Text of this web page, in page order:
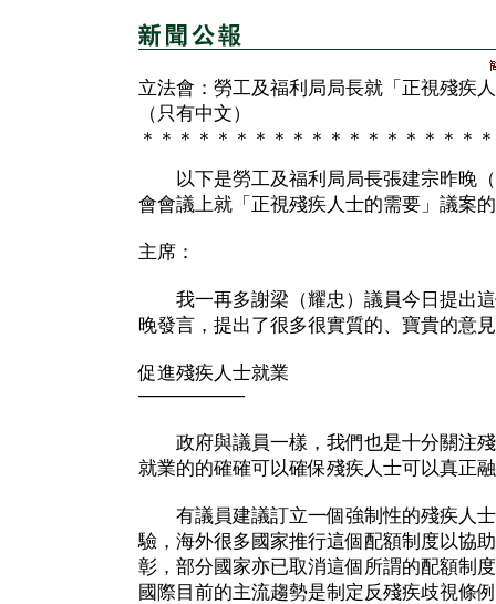
立法會：勞工及福利局局長就「正視殘疾
（只有中文）
＊＊＊＊＊＊＊＊＊＊＊＊＊＊＊＊＊＊
以下是勞工及福利局局長張建宗昨晚（
會會議上就「正視殘疾人士的需要」議案
主席：
我一再多謝梁（耀忠）議員今日提出這
晚發言，提出了很多很實質的、寶貴的意
促進殘疾人士就業
────────
政府與議員一樣，我們也是十分關注殘
就業的的確確可以確保殘疾人士可以真正
有議員建議訂立一個強制性的殘疾人士
驗，海外很多國家推行這個配額制度以協
彰，部分國家亦已取消這個所謂的配額制
國際目前的主流趨勢是制定反殘疾歧視條